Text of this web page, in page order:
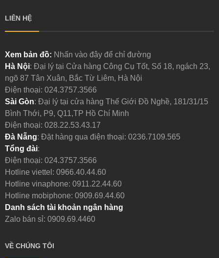
LIÊN HỆ
Xem bản đồ: Nhấn vào đây để chỉ đường
Hà Nội: Đại lý tại Cửa hàng Công Cụ Tốt, Số 18, ngách 23,
ngõ 87 Tân Xuân, Bắc Từ Liêm, Hà Nội
Điện thoại: 024.3757.3566
Sài Gòn: Đại lý tại cửa hàng Thế Giới Đồ Nghề, 181/31/15
Bình Thới, P9, Q11,TP Hồ Chí Minh
Điện thoại: 028.22.53.43.17
Đà Nẵng: Đặt hàng qua điện thoại: 0236.7109.565
Tổng đài:
Điện thoại: 024.3757.3566
Hotline viettel: 0966.40.44.60
Hotline vinaphone: 0911.22.44.60
Hotline mobiphone: 0909.69.44.60
Danh sách tài khoản ngân hàng
Zalo bán sỉ: 0909.69.4460
VỀ CHÚNG TÔI